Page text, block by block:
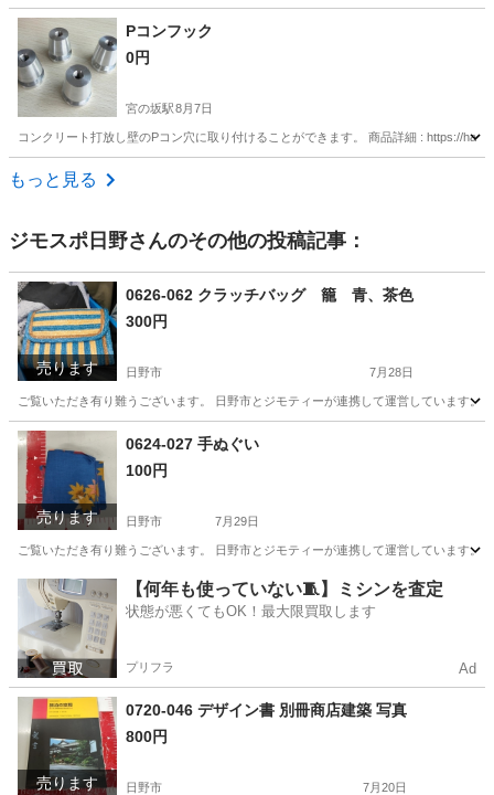
東京 東大和市 玉川上水駅
Pコンフック
0円
宮の坂駅8月7日
コンクリート打放し壁のPコン穴に取り付けることができます。 商品詳細 : https://
東京 世田谷区
もっと見る
ジモスポ日野さんのその他の投稿記事：
売ります
0626-062 クラッチバッグ 籠 青、茶色
300円
日野市 7月28日
ご覧いただき有り難うございます。 日野市とジモティーが連携して運営していま
東京 日野市 現地
売ります
0624-027 手ぬぐい
100円
日野市 7月29日
ご覧いただき有り難うございます。 日野市とジモティーが連携して運営していま
東京 日野市 小物 現地
【何年も使っていない🧵】ミシンを査定
状態が悪くてもOK！最大限買取します
プリフラ Ad
売ります
0720-046 デザイン書 別冊商店建築 写真
800円
日野市 7月20日